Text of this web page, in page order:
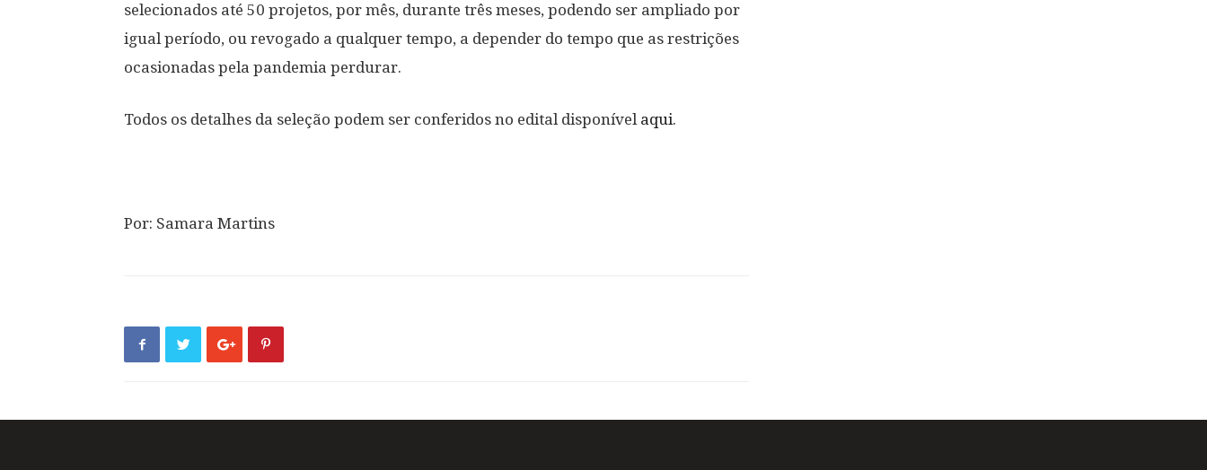
selecionados até 50 projetos, por mês, durante três meses, podendo ser ampliado por
igual período, ou revogado a qualquer tempo, a depender do tempo que as restrições
ocasionadas pela pandemia perdurar.
Todos os detalhes da seleção podem ser conferidos no edital disponível aqui.
Por: Samara Martins